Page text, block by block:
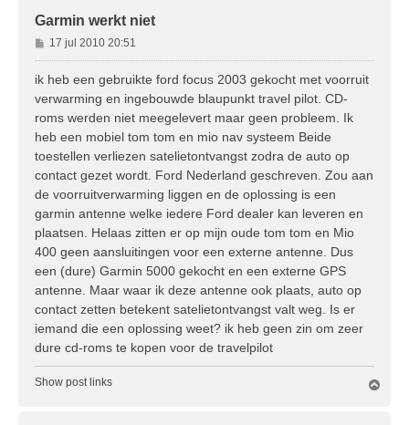
Garmin werkt niet
B
e
r
c
h
t
17 jul 2010 20:51
ik heb een gebruikte ford focus 2003 gekocht met voorruit
verwarming en ingebouwde blaupunkt travel pilot. CD-
roms werden niet meegelevert maar geen probleem. Ik
heb een mobiel tom tom en mio nav systeem Beide
toestellen verliezen satelietontvangst zodra de auto op
contact gezet wordt. Ford Nederland geschreven. Zou aan
de voorruitverwarming liggen en de oplossing is een
garmin antenne welke iedere Ford dealer kan leveren en
plaatsen. Helaas zitten er op mijn oude tom tom en Mio
400 geen aansluitingen voor een externe antenne. Dus
een (dure) Garmin 5000 gekocht en een externe GPS
antenne. Maar waar ik deze antenne ook plaats, auto op
contact zetten betekent satelietontvangst valt weg. Is er
iemand die een oplossing weet? ik heb geen zin om zeer
dure cd-roms te kopen voor de travelpilot
Show post links